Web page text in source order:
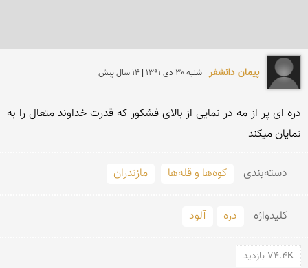
پیمان دانشفر شنبه 30 دی 1391 | 14 سال پیش
نمایان میكند
دسته‌بندی کوه‌ها و قله‌ها مازندران
کلید‌واژه دره آلود
74.4K بازدید